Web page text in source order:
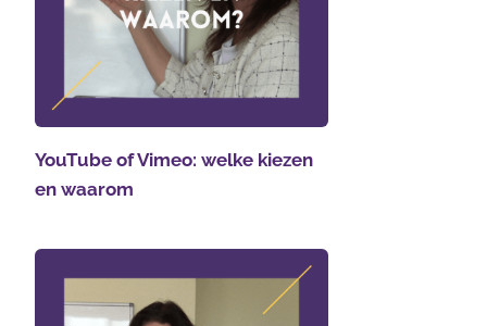
YouTube of Vimeo: welke kiezen
en waarom